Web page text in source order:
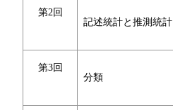
第2回
記述統計と推測統計
第3回
分類